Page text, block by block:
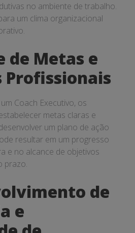
no ambiente de trabalho.
um clima organizacional
de Metas e
Profissionais
Coach Executivo, os
metas claras e
um plano de ação
resultar em um progresso
e no alcance de objetivos
prazo.
de
e